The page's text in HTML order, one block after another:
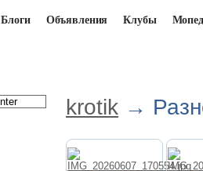
Блоги Объявления Клубы
krotik →